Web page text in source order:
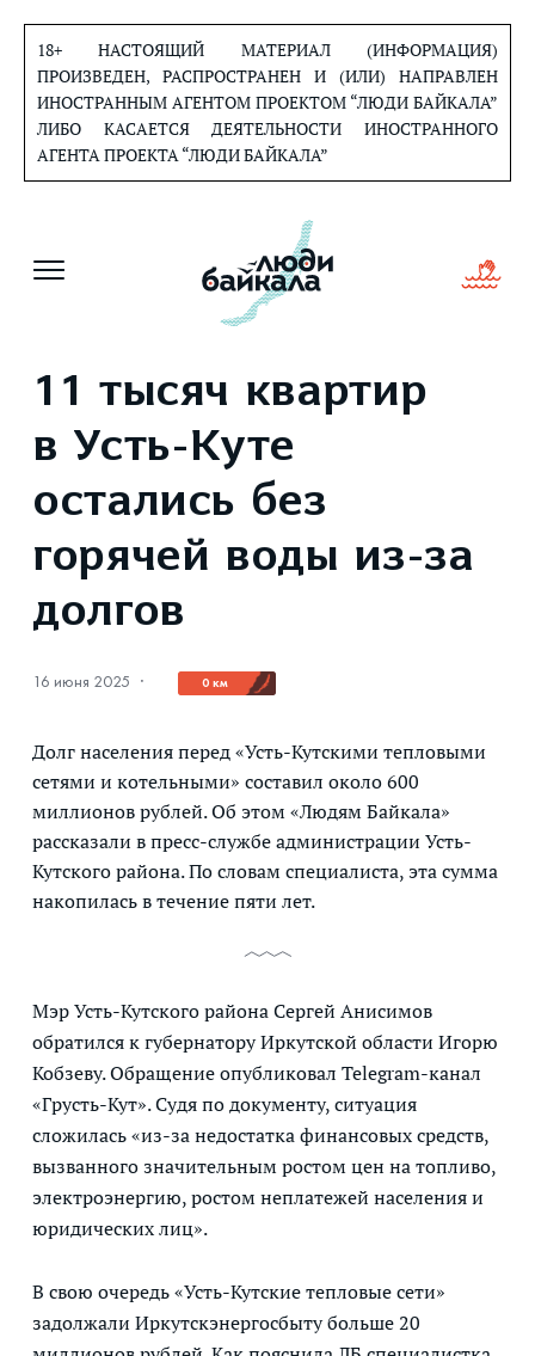
содержанию
18+ НАСТОЯЩИЙ МАТЕРИАЛ (ИНФОРМАЦИЯ)
ПРОИЗВЕДЕН, РАСПРОСТРАНЕН И (ИЛИ) НАПРАВЛЕН
ИНОСТРАННЫМ АГЕНТОМ ПРОЕКТОМ “ЛЮДИ БАЙКАЛА”
ЛИБО КАСАЕТСЯ ДЕЯТЕЛЬНОСТИ ИНОСТРАННОГО
АГЕНТА ПРОЕКТА “ЛЮДИ БАЙКАЛА”
11 тысяч квартир
в Усть-Куте
остались без
горячей воды из-за
долгов
16 июня 2025 · 0 км
Долг населения перед «Усть-Кутскими тепловыми
сетями и котельными» составил около 600
миллионов рублей. Об этом «Людям Байкала»
рассказали в пресс-службе администрации Усть-
Кутского района. По словам специалиста, эта сумма
накопилась в течение пяти лет.
Мэр Усть-Кутского района Сергей Анисимов
обратился к губернатору Иркутской области Игорю
Кобзеву. Обращение опубликовал Telegram-канал
«Грусть-Кут». Судя по документу, ситуация
сложилась «из-за недостатка финансовых средств,
вызванного значительным ростом цен на топливо,
электроэнергию, ростом неплатежей населения и
юридических лиц».
В свою очередь «Усть-Кутские тепловые сети»
задолжали Иркутскэнергосбыту больше 20